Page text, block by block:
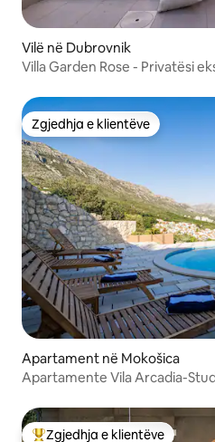
Vilë në Dubrovnik
Villa Garden Rose - Privatësi
Zgjedhja e klientëve
Zgjedhja e klientëve
Apartament në Mokošica
Apartamente Vila Arcadia-
Zgjedhja e klientëve